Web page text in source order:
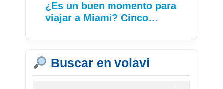
¿Es un buen momento para
viajar a Miami? Cinco…
Buscar en volavi